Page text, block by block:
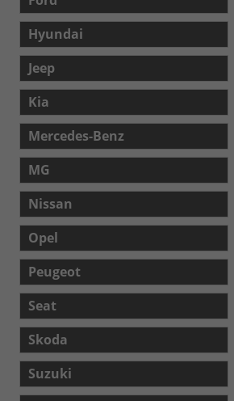
Hyundai
Jeep
Kia
Mercedes-Benz
MG
Nissan
Opel
Peugeot
Seat
Skoda
Suzuki